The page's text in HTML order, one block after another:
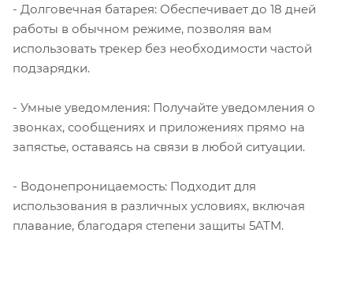
- Долговечная батарея: Обеспечивает до 18 дней
работы в обычном режиме, позволяя вам
использовать трекер без необходимости частой
подзарядки.
- Умные уведомления: Получайте уведомления о
звонках, сообщениях и приложениях прямо на
запястье, оставаясь на связи в любой ситуации.
- Водонепроницаемость: Подходит для
использования в различных условиях, включая
плавание, благодаря степени защиты 5ATM.